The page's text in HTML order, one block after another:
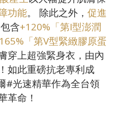
功能。 除此之外，促進
包含+120%「第I型澎潤
「第V型緊緻膠原蛋
穿上超強緊身衣，由內
如此重磅抗老專利成
#光速精華作為全台領
革命！